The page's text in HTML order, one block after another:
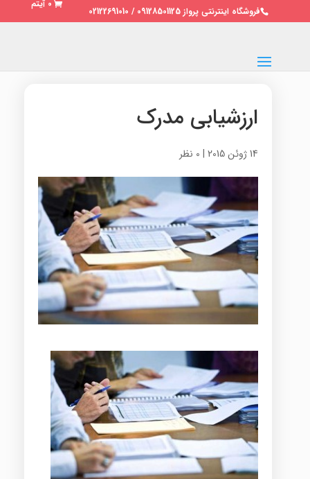
فروشگاه اینترنتی پرواز 09128501125 / 02122691010
0 آیتم
ارزشیابی مدرک
14 ژوئن 2015 | 0 نظر